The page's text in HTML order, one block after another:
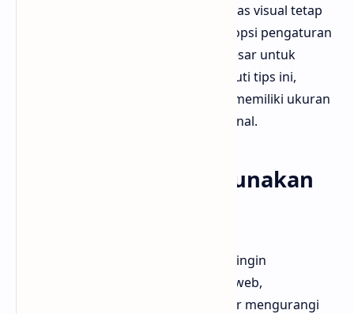
tetapi untuk cetak atau desain, kualitas visual tetap
harus diutamakan. Ketiga, gunakan opsi pengaturan
dimensi agar gambar tidak terlalu besar untuk
penggunaan online. Dengan mengikuti tips ini,
gambar WebP yang dihasilkan akan memiliki ukuran
ringan namun tetap terlihat profesional.
Kapan Harus Menggunakan
WebP cocok digunakan ketika kamu ingin
mempercepat waktu muat halaman web,
menghemat bandwidth, atau sekadar mengurangi